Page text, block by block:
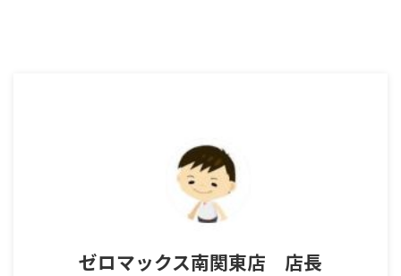
ゼロマックス南関東店 店長